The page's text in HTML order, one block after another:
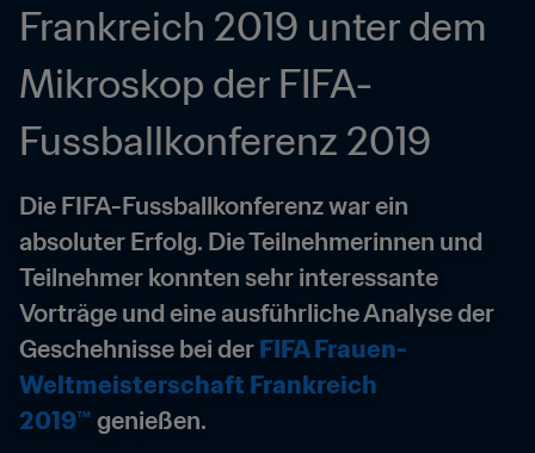
Frankreich 2019 unter dem
Mikroskop der FIFA-
Fussballkonferenz 2019
Die FIFA-Fussballkonferenz war ein
absoluter Erfolg. Die Teilnehmerinnen und
Teilnehmer konnten sehr interessante
Vorträge und eine ausführliche Analyse der
Geschehnisse bei der FIFA Frauen-
Weltmeisterschaft Frankreich
2019™ genießen.